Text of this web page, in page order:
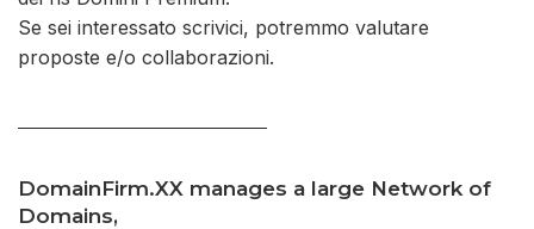
Se sei interessato scrivici, potremmo valutare
proposte e/o collaborazioni.
DomainFirm.XX manages a large Network of
Domains,